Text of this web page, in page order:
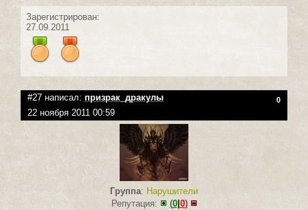
Зарегистрирован:
27.09.2011
#27 написал: призрак_дракулы 0
22 ноября 2011 00:59
Группа: Нарушители
Репутация:
(0| 0)